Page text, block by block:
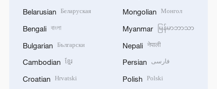
Belarusian Беларуская
Bengali বাংলা
Bulgarian Български
Cambodian ខ្មែរ
Croatian Hrvatski
Mongolian Монгол
Myanmar မြန်မာဘာသာ
Nepali नेपाली
Persian فارسی
Polish Polski